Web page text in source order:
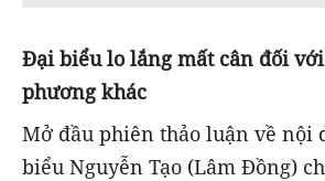
Đại biểu lo lắng mất cân đối
phương khác
Mở đầu phiên thảo luận về nội
biểu Nguyễn Tạo (Lâm Đồng)